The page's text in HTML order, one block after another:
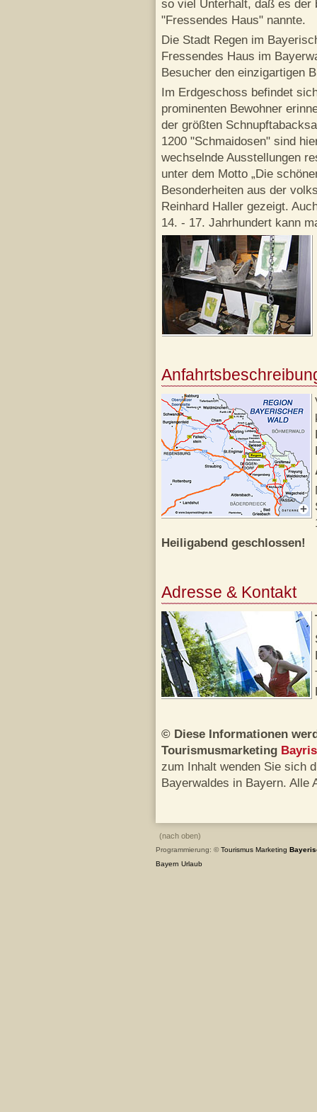
so viel Unterhalt, daß es der
"Fressendes Haus" nannte.
Die Stadt Regen im
Fressendes Haus im
Besucher den einzigartigen
Im Erdgeschoss befindet
prominenten Bewohner
der größten
1200 "Schmaidosen" sind
wechselnde Ausstellungen
unter dem Motto „Die
Besonderheiten aus der
Reinhard Haller gezeigt.
14. - 17. Jahrhundert kann
Heiligabend geschlossen!
Adresse & Kontakt
© Diese Informationen
Tourismusmarketing
zum Inhalt wenden Sie sich
Bayerwaldes in Bayern. Alle
(nach oben)
Programmierung: ©Tourismus Marketing
Bayern Urlaub